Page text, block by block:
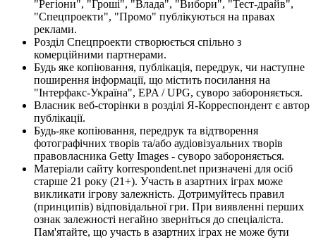
"Регіони", "Гроші", "Влада", "Вибори", "Тест-драйв",
"Спецпроекти", "Промо" публікуються на правах
реклами.
Розділ Спецпроекти створюється спільно з
комерційними партнерами.
Будь яке копіювання, публікація, передрук, чи наступне
поширення інформації, що містить посилання на
"Інтерфакс-Україна", EPA / UPG, суворо забороняється.
Власник веб-сторінки в розділі Я-Корреспондент є автор
публікації.
Будь-яке копіювання, передрук та відтворення
фотографічних творів та/або аудіовізуальних творів
правовласника Getty Images - суворо забороняється.
Матеріали сайту korrespondent.net призначені для осіб
старше 21 року (21+). Участь в азартних іграх може
викликати ігрову залежність. Дотримуйтесь правил
(принципів) відповідальної гри. При виявленні перших
ознак залежності негайно зверніться до спеціаліста.
Пам'ятайте, що участь в азартних іграх не може бути